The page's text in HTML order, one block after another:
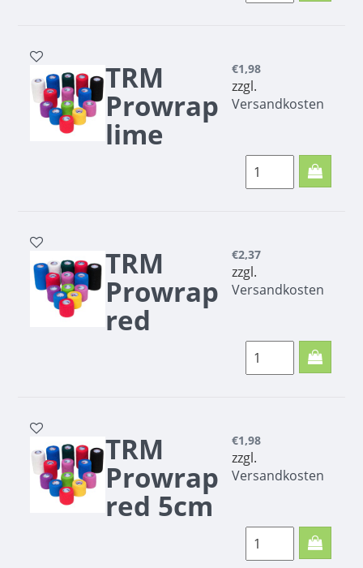
TRM
Prowrap
lime
€1,98
zzgl.
Versandkosten
TRM
Prowrap
red
€2,37
zzgl.
Versandkosten
TRM
Prowrap
red 5cm
€1,98
zzgl.
Versandkosten